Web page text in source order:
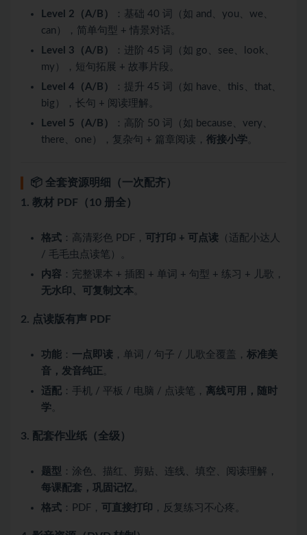
Level 2（A/B）
：基础 40 词（如 and、you、we、
can），简单句型 + 情景对话。
Level 3（A/B）
：进阶 45 词（如 go、see、look、
my），短句拓展 + 故事片段。
Level 4（A/B）
：提升 45 词（如 have、this、that、
big），长句 + 阅读理解。
Level 5（A/B）
：高阶 50 词（如 because、very、
there、one），复杂句 + 篇章阅读， 衔接小学
📦 全套资源明细（一次配齐）
1. 教材 PDF（10 册全）
格式 ：高清彩色 PDF， 可打印 + 可点读 （适配小达人
/ 毛毛虫点读笔）。
内容 ：完整课本 + 插图 + 单词 + 句型 + 练习 + 儿歌，
无水印、可复制文本
2. 点读版有声 PDF
功能 ： 一点即读 ，单词 / 句子 / 儿歌全覆盖， 标准美
音，发音纯正
适配 ：手机 / 平板 / 电脑 / 点读笔， 离线可用，随时
学
3. 配套作业纸（全级）
题型 ：涂色、描红、剪贴、连线、填空、阅读理解，
每课配套，巩固记忆
格式 ：PDF， 可直接打印 ，反复练习不心疼。